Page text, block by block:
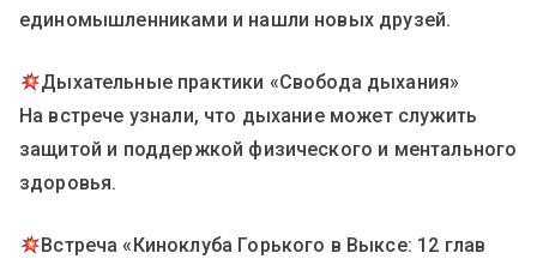
единомышленниками и нашли новых друзей.
Дыхательные практики «Свобода дыхания»
На встрече узнали, что дыхание может служить
защитой и поддержкой физического и ментального
здоровья.
Встреча «Киноклуба Горького в Выксе: 12 глав